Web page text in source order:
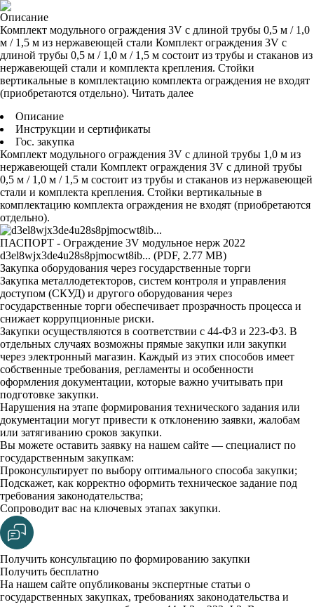
Описание
Комплект модульного ограждения 3V с длиной трубы 0,5 м / 1,0
м / 1,5 м из нержавеющей стали Комплект ограждения 3V с
длиной трубы 0,5 м / 1,0 м / 1,5 м состоит из трубы и стаканов из
нержавеющей стали и комплекта крепления. Стойки
вертикальные в комплектацию комплекта ограждения не входят
(приобретаются отдельно). Читать далее
Описание
Инструкции и сертификаты
Гос. закупка
Комплект модульного ограждения 3V с длиной трубы 1,0 м из
нержавеющей стали Комплект ограждения 3V с длиной трубы
0,5 м / 1,0 м / 1,5 м состоит из трубы и стаканов из нержавеющей
стали и комплекта крепления. Стойки вертикальные в
комплектацию комплекта ограждения не входят (приобретаются
отдельно).
ПАСПОРТ - Oграждение 3V модульное нерж 2022
d3el8wjx3de4u28s8pjmocwt8ib... (PDF, 2.77 MB)
Закупка оборудования через государственные торги
Закупка металлодетекторов, систем контроля и управления
доступом (СКУД) и другого оборудования через
государственные торги обеспечивает прозрачность процесса и
снижает коррупционные риски.
Закупки осуществляются в соответствии с 44-ФЗ и 223-ФЗ. В
отдельных случаях возможны прямые закупки или закупки
через электронный магазин. Каждый из этих способов имеет
собственные требования, регламенты и особенности
оформления документации, которые важно учитывать при
подготовке закупки.
Нарушения на этапе формирования технического задания или
документации могут привести к отклонению заявки, жалобам
или затягиванию сроков закупки.
Вы можете оставить заявку на нашем сайте — специалист по
государственным закупкам:
Проконсультирует по выбору оптимального способа закупки;
Подскажет, как корректно оформить техническое задание под
требования законодательства;
Сопроводит вас на ключевых этапах закупки.
Получить консультацию по формированию закупки
Получить бесплатно
На нашем сайте опубликованы экспертные статьи о
государственных закупках, требованиях законодательства и